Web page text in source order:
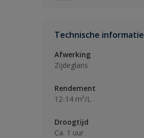
Technische informatie
Afwerking
Zijdeglans
Rendement
12-14 m²/L
Droogtijd
Ca. 1 uur